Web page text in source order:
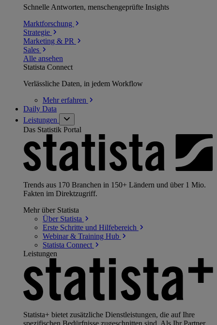
Schnelle Antworten, menschengeprüfte Insights
Marktforschung
Strategie
Marketing & PR
Sales
Alle ansehen
Statista Connect
Verlässliche Daten, in jedem Workflow
Mehrerfahren
Daily Data
Leistungen
Das Statistik Portal
Trends aus 170 Branchen in 150+ Ländern und über 1 Mio.
Fakten im Direktzugriff.
Mehr über Statista
Über Statista
Erste Schritte und Hilfebereich
Webinar & Training Hub
Statista Connect
Leistungen
Statista+ bietet zusätzliche Dienstleistungen, die auf Ihre
spezifischen Bedürfnisse zugeschnitten sind. Als Ihr Partner